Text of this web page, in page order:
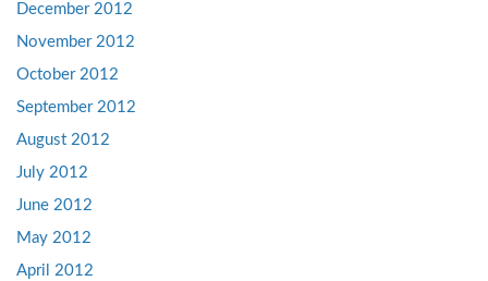
December 2012
November 2012
October 2012
September 2012
August 2012
July 2012
June 2012
May 2012
April 2012